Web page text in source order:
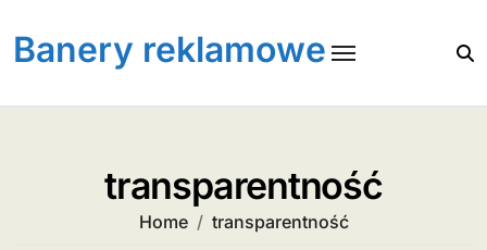
content
Banery reklamowe
transparentność
Home transparentność